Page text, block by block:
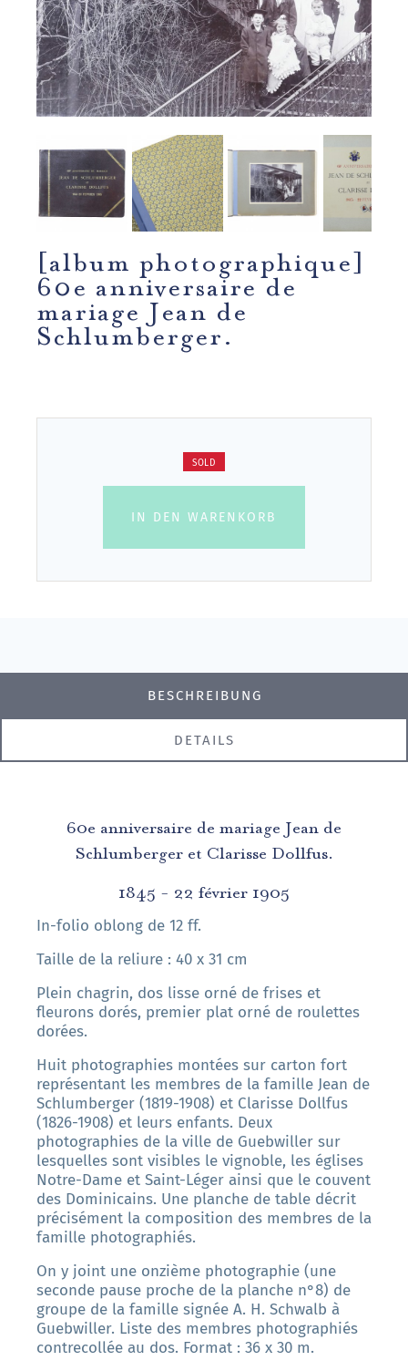
[album photographique]
60e anniversaire de
mariage Jean de
Schlumberger.
SOLD
IN DEN WARENKORB
BESCHREIBUNG
DETAILS
60e anniversaire de mariage Jean de
Schlumberger et Clarisse Dollfus.
1845 - 22 février 1905
In-folio oblong de 12 ff.
Taille de la reliure : 40 x 31 cm
Plein chagrin, dos lisse orné de frises et
fleurons dorés, premier plat orné de roulettes
dorées.
Huit photographies montées sur carton fort
représentant les membres de la famille Jean de
Schlumberger (1819-1908) et Clarisse Dollfus
(1826-1908) et leurs enfants. Deux
photographies de la ville de Guebwiller sur
lesquelles sont visibles le vignoble, les églises
Notre-Dame et Saint-Léger ainsi que le couvent
des Dominicains. Une planche de table décrit
précisément la composition des membres de la
famille photographiés.
On y joint une onzième photographie (une
seconde pause proche de la planche n°8) de
groupe de la famille signée A. H. Schwalb à
Guebwiller. Liste des membres photographiés
contrecollée au dos. Format : 36 x 30 m.